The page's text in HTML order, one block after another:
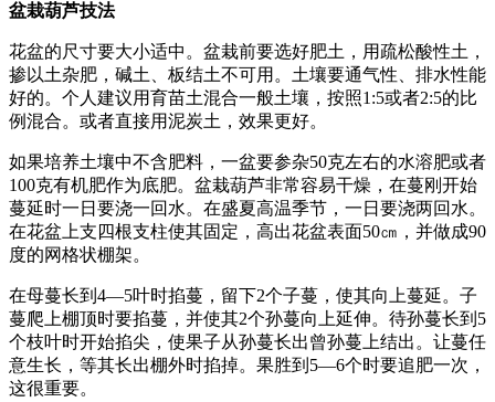
盆栽葫芦技法
花盆的尺寸要大小适中。盆栽前要选好肥土，用疏松酸性土，
掺以土杂肥，碱土、板结土不可用。土壤要通气性、排水性能
好的。个人建议用育苗土混合一般土壤，按照1:5或者2:5的比
例混合。或者直接用泥炭土，效果更好。
如果培养土壤中不含肥料，一盆要参杂50克左右的水溶肥或者
100克有机肥作为底肥。盆栽葫芦非常容易干燥，在蔓刚开始
蔓延时一日要浇一回水。在盛夏高温季节，一日要浇两回水。
在花盆上支四根支柱使其固定，高出花盆表面50㎝，并做成90
度的网格状棚架。
在母蔓长到4—5叶时掐蔓，留下2个子蔓，使其向上蔓延。子
蔓爬上棚顶时要掐蔓，并使其2个孙蔓向上延伸。待孙蔓长到5
个枝叶时开始掐尖，使果子从孙蔓长出曾孙蔓上结出。让蔓任
意生长，等其长出棚外时掐掉。果胜到5—6个时要追肥一次，
这很重要。